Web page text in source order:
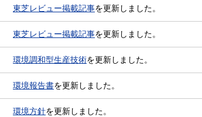
東芝レビュー掲載記事を更新しました。
東芝レビュー掲載記事を更新しました。
環境調和型生産技術を更新しました。
環境報告書を更新しました。
環境方針を更新しました。